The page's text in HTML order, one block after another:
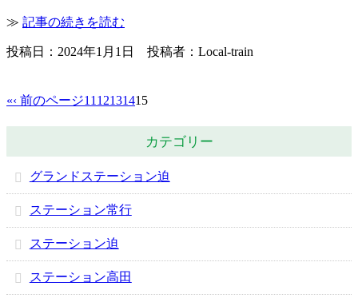
≫ 記事の続きを読む
投稿日：2024年1月1日 投稿者：Local-train
«‹ 前のページ11 12131415
カテゴリー
グランドステーション迫
ステーション常行
ステーション迫
ステーション高田